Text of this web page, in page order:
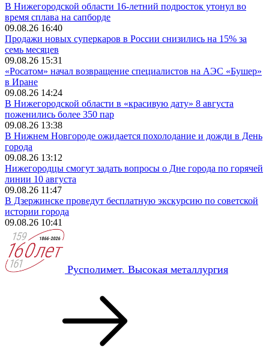
В Нижегородской области 16-летний подросток утонул во
время сплава на сапборде
09.08.26 16:40
Продажи новых суперкаров в России снизились на 15% за
семь месяцев
09.08.26 15:31
«Росатом» начал возвращение специалистов на АЭС «Бушер»
в Иране
09.08.26 14:24
В Нижегородской области в «красивую дату» 8 августа
поженились более 350 пар
09.08.26 13:38
В Нижнем Новгороде ожидается похолодание и дожди в День
города
09.08.26 13:12
Нижегородцы смогут задать вопросы о Дне города по горячей
линии 10 августа
09.08.26 11:47
В Дзержинске проведут бесплатную экскурсию по советской
истории города
09.08.26 10:41
Русполимет. Высокая металлургия